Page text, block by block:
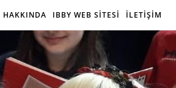
HAKKINDA IBBY WEB SİTESİ İLETİŞİM